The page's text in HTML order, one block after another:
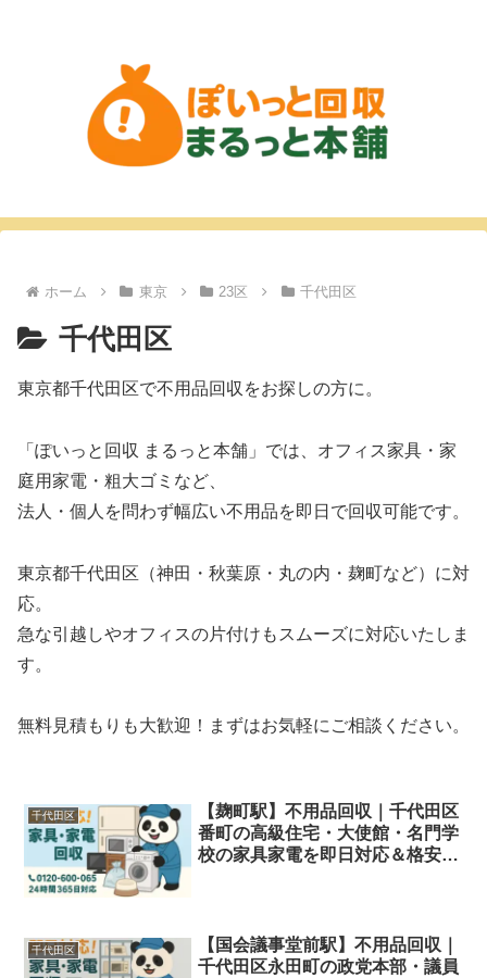
ホーム 東京 23区 千代田区
千代田区
東京都千代田区で不用品回収をお探しの方に。
「ぽいっと回収 まるっと本舗」では、オフィス家具・家
庭用家電・粗大ゴミなど、
法人・個人を問わず幅広い不用品を即日で回収可能です。
東京都千代田区（神田・秋葉原・丸の内・麹町など）に対
応。
急な引越しやオフィスの片付けもスムーズに対応いたしま
す。
無料見積もりも大歓迎！まずはお気軽にご相談ください。
千代田区
【麹町駅】不用品回収｜千代田区
番町の高級住宅・大使館・名門学
校の家具家電を即日対応＆格安処
千代田区
【国会議事堂前駅】不用品回収｜
千代田区永田町の政党本部・議員